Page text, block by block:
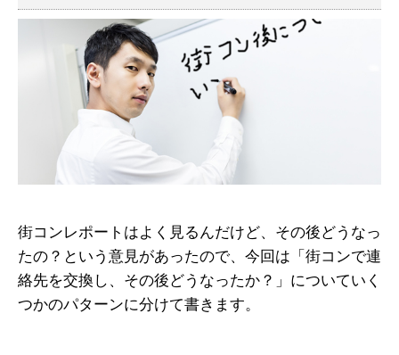
街コンレポートはよく見るんだけど、その後どうなっ
たの？という意見があったので、今回は「街コンで連
絡先を交換し、その後どうなったか？」についていく
つかのパターンに分けて書きます。